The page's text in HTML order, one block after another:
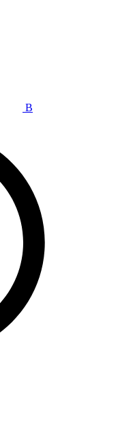
В